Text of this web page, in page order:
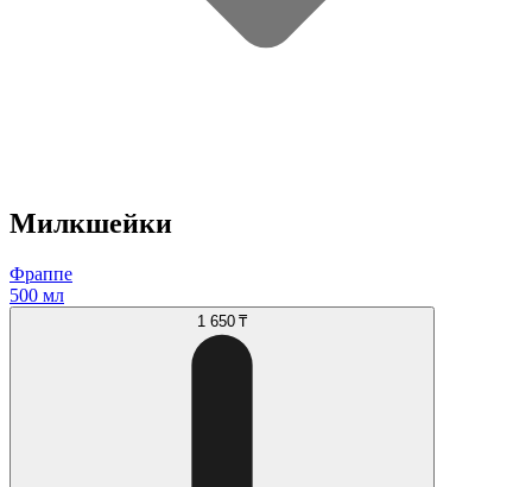
Милкшейки
Фраппе
500 мл
1 650 ₸